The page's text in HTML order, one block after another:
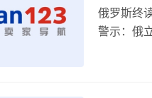
俄罗斯终
警示：俄